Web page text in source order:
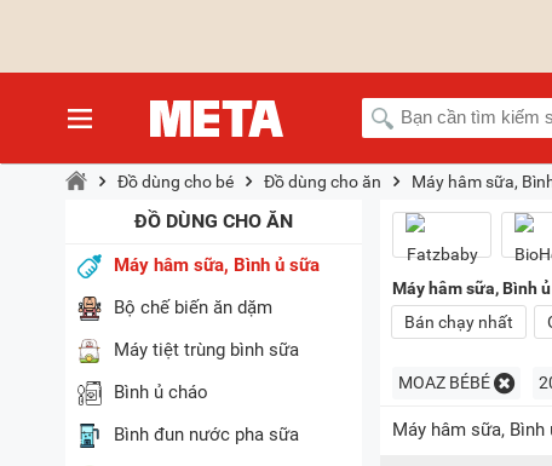
Đồ dùng cho bé Đồ dùng cho ăn Máy hâm sữa,
ĐỒ DÙNG CHO ĂN
Máy hâm sữa, Bình ủ sữa
Bộ chế biến ăn dặm
Máy tiệt trùng bình sữa
Bình ủ cháo
Bình đun nước pha sữa
Máy hâm sữa, Bình
Bán chạy nhất
MOAZ BÉBÉ
Máy hâm sữa,